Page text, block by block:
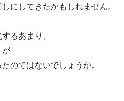
にしてきたかもしれません。
るあまり、
が
のではないでしょうか。